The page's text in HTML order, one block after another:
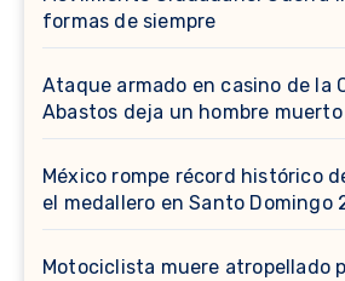
formas de siempre
Ataque armado en casino de la
Abastos deja un hombre muerto
México rompe récord histórico
el medallero en Santo Domingo
Motociclista muere atropellado